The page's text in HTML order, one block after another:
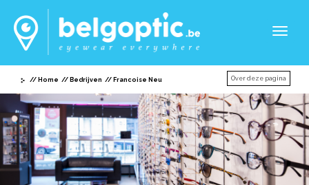
Home Bedrijven Francoise Neu Over deze pagina